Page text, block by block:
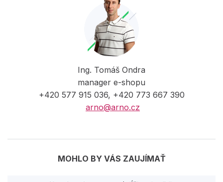
Ing. Tomáš Ondra
manager e-shopu
+420 577 915 036, +420 773 667 390
arno@arno.cz
MOHLO BY VÁS ZAUJÍMAŤ